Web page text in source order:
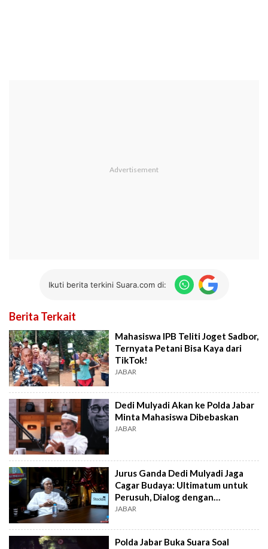
Ikuti berita terkini Suara.com di:
Berita Terkait
Mahasiswa IPB Teliti Joget Sadbor,
Ternyata Petani Bisa Kaya dari
TikTok!
JABAR
Dedi Mulyadi Akan ke Polda Jabar
Minta Mahasiswa Dibebaskan
JABAR
Jurus Ganda Dedi Mulyadi Jaga
Cagar Budaya: Ultimatum untuk
Perusuh, Dialog dengan
Mahasiswa
JABAR
Polda Jabar Buka Suara Soal